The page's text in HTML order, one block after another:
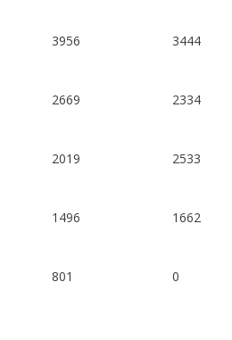
3956 3444
2669 2334
2019 2533
1496 1662
801 0